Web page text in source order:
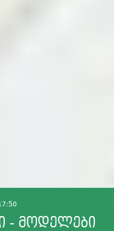
- მოდელები